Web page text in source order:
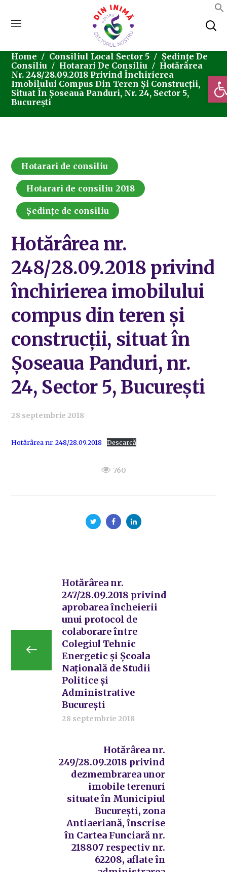
Home Consiliul Local Sector 5
Ședințe De
Consiliu
Hotarari De Consiliu
Hotărârea
Nr. 248/28.09.2018 Privind Închirierea
Imobilului Compus Din Teren Și Construcții,
Situat În Șoseaua Panduri, Nr. 24, Sector 5,
București
Hotarari de consiliu
Hotarari de consiliu 2018
Ședințe de consiliu
Hotărârea nr.
248/28.09.2018 privind
închirierea imobilului
compus din teren și
construcții, situat în
Șoseaua Panduri, nr.
24, Sector 5, București
28 septembrie 2018
Hotărârea nr. 248/28.09.2018 Descarcă
760
Hotărârea nr.
247/28.09.2018 privind
aprobarea încheierii
unui protocol de
colaborare între
Colegiul Tehnic
Energetic și Școala
Națională de Studii
Politice și
Administrative
București
28 septembrie 2018
Hotărârea nr.
249/28.09.2018 privind
dezmembrarea unor
imobile terenuri
situate în Municipiul
București, zona
Antiaeriană, înscrise
în Cartea Funciară nr.
218807 respectiv nr.
62208, aflate în